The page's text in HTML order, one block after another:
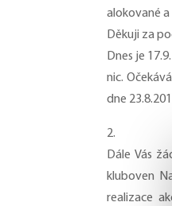
alokované
Děkuji za
Dnes je
nic.
dne
2.
Dále Vás
kluboven
realizace